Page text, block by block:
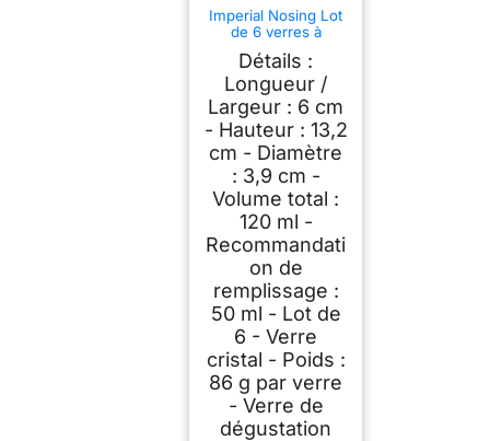
Imperial Nosing Lot
de 6 verres à
whisky et brandy
Verre Crystalline 120
ml Passe au lave-
vaisselle
Détails :
Longueur /
Largeur : 6 cm
- Hauteur : 13,2
cm - Diamètre
: 3,9 cm -
Volume total :
120 ml -
Recommandati
on de
remplissage :
50 ml - Lot de
6 - Verre
cristal - Poids :
86 g par verre
- Verre de
dégustation